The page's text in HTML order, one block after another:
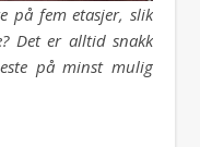
på fem etasjer, slik
Det er alltid snakk
på minst mulig